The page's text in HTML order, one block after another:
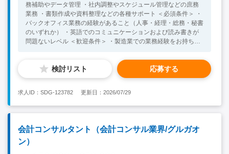
務補助やデータ管理 ・社内調整やスケジュール管理などの庶務
業務 ・書類作成や資料整理などの各種サポート ＜必須条件＞ ・
バックオフィス業務の経験があること（人事・経理・総務・秘書
のいずれか） ・英語でのコミュニケーションおよび読み書きが
問題ないレベル ＜歓迎条件＞ ・製造業での業務経験をお持ちの
検討リスト 応募する
求人ID：SDG-123782 更新日：2026/07/29
会計コンサルタント（会計コンサル業界/グルガオ
ン）